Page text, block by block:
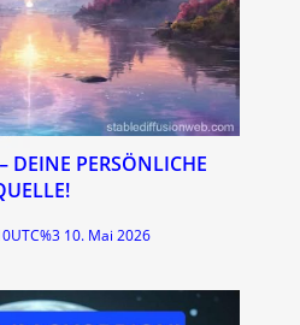
DEINE PERSÖNLICHE
10. Mai 2026